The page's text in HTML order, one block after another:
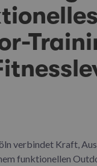
verbindet Kraft,
funktionellen